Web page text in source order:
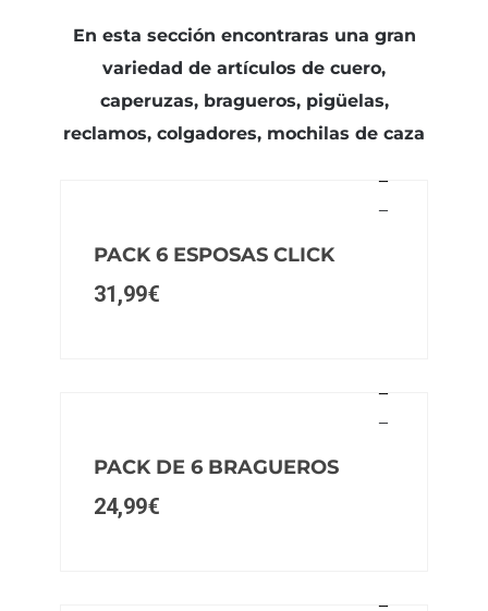
En esta sección encontraras una gran
variedad de artículos de cuero,
caperuzas, bragueros, pigüelas,
reclamos, colgadores, mochilas de caza
PACK 6 ESPOSAS CLICK
31,99€
PACK DE 6 BRAGUEROS
24,99€